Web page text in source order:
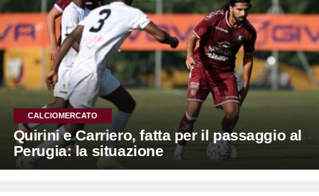
CALCIOMERCATO
Quirini e Carriero, fatta per il passaggio al
Perugia: la situazione